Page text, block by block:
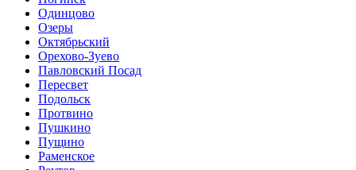
Одинцово
Озеры
Октябрьский
Орехово-Зуево
Павловский Посад
Пересвет
Подольск
Протвино
Пушкино
Пущино
Раменское